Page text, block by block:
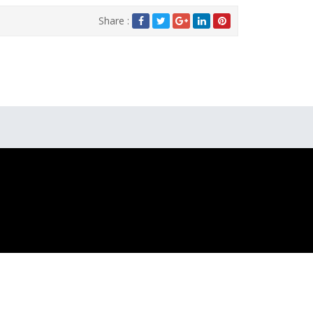
Share :